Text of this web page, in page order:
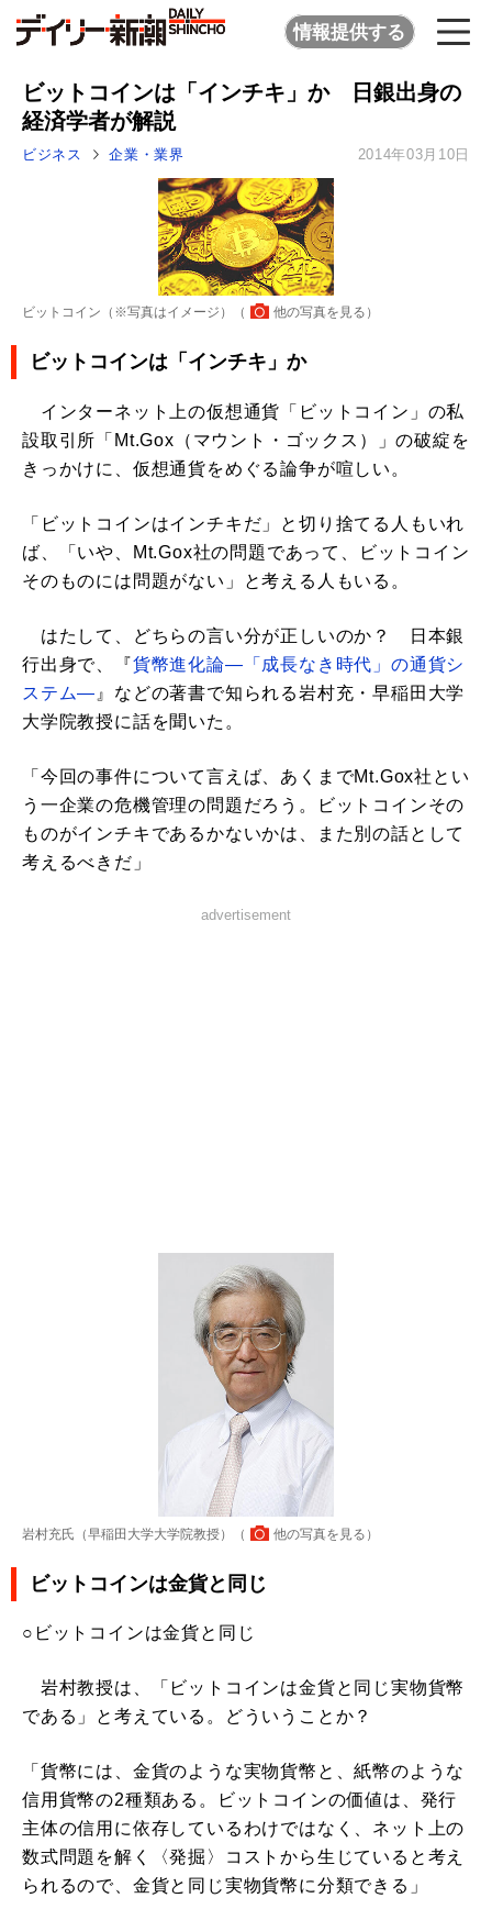
情報提供する
ビットコインは「インチキ」か 日銀出身の
経済学者が解説
ビジネス 企業・業界 2014年03月10日
ビットコイン（※写真はイメージ）（ 他の写真を見る ）
ビットコインは「インチキ」か
インターネット上の仮想通貨「ビットコイン」の私
設取引所「Mt.Gox（マウント・ゴックス）」の破綻を
きっかけに、仮想通貨をめぐる論争が喧しい。
「ビットコインはインチキだ」と切り捨てる人もいれ
ば、「いや、Mt.Gox社の問題であって、ビットコイン
そのものには問題がない」と考える人もいる。
はたして、どちらの言い分が正しいのか？ 日本銀
行出身で、『貨幣進化論―「成長なき時代」の通貨シ
ステム― 』などの著書で知られる岩村充・早稲田大学
大学院教授に話を聞いた。
「今回の事件について言えば、あくまでMt.Gox社とい
う一企業の危機管理の問題だろう。ビットコインその
ものがインチキであるかないかは、また別の話として
考えるべきだ」
advertisement
岩村充氏（早稲田大学大学院教授）（ 他の写真を見る ）
ビットコインは金貨と同じ
○ビットコインは金貨と同じ
岩村教授は、「ビットコインは金貨と同じ実物貨幣
である」と考えている。どういうことか？
「貨幣には、金貨のような実物貨幣と、紙幣のような
信用貨幣の2種類ある。ビットコインの価値は、発行
主体の信用に依存しているわけではなく、ネット上の
数式問題を解く〈発掘〉コストから生じていると考え
られるので、金貨と同じ実物貨幣に分類できる」